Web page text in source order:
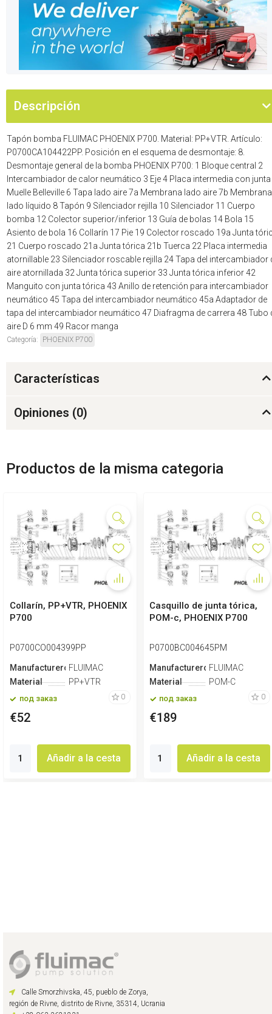
Descripción
Tapón bomba FLUIMAC PHOENIX P700. Material: PP+VTR. Artículo:
P0700CA104422PP. Posición en el esquema de desmontaje: 8.
Desmontaje general de la bomba PHOENIX P700: 1 Bloque central 2
Intercambiador de calor neumático 3 Eje 4 Placa intermedia con junta
Muelle Belleville 6 Tapa lado aire 7a Membrana lado aire 7b Membrana
lado líquido 8 Tapón 9 Silenciador rejilla 10 Silenciador 11 Cuerpo
bomba 12 Colector superior/inferior 13 Guía de bolas 14 Bola 15
Asiento de bola 16 Collarín 17 Pie 19 Colector roscado 19a Junta
21 Cuerpo roscado 21a Junta tórica 21b Tuerca 22 Placa intermedia
atornillable 23 Silenciador roscable rejilla 24 Tapa del intercambiador
aire atornillada 32 Junta tórica superior 33 Junta tórica inferior 42
Manguito con junta tórica 43 Anillo de retención para intercambiador
neumático 45 Tapa del intercambiador neumático 45a Adaptador de
tapa del intercambiador neumático 47 Diafragma de carrera 48 Tubo
aire D 6 mm 49 Racor manga
Categoría: PHOENIX P700
Características
Opiniones (0)
Productos de la misma categoria
Collarín, PP+VTR, PHOENIX
P700
P0700CO004399PP
Manufacturero FLUIMAC
Material
PP+VTR
под заказ 0
€52
Añadir a la cesta
Casquillo de junta tórica,
POM-c, PHOENIX P700
P0700BC004645PM
Manufacturero FLUIMAC
Material
POM-C
под заказ 0
€189
Añadir a la cesta
Calle Smorzhivska, 45, pueblo de Zorya,
región de Rivne, distrito de Rivne, 35314, Ucrania